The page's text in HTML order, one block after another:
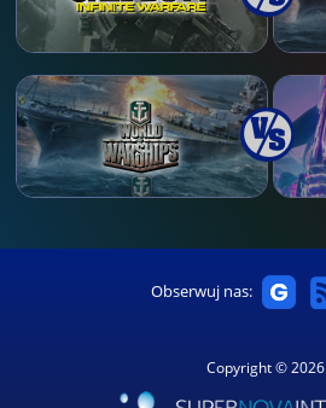
Obserwuj nas:
Copyright © 2026